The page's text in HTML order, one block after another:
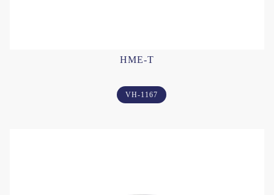
HME-T
VH-1167